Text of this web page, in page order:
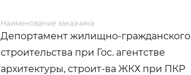
Наименование заказчика
Депортамент жилищно-гражданского
строительства при Гос. агентстве
архитектуры, строит-ва ЖКХ при ПКР